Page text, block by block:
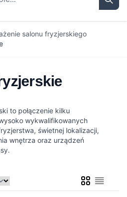
salonu fryzjerskiego
to połączenie kilku
wykwalifikowanych
świetnej lokalizacji,
wnętrza oraz urządzeń
SiatkaLista